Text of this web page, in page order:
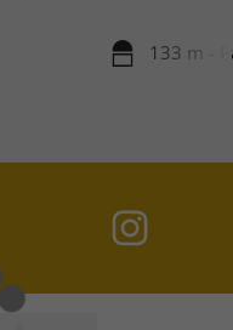
133 m -